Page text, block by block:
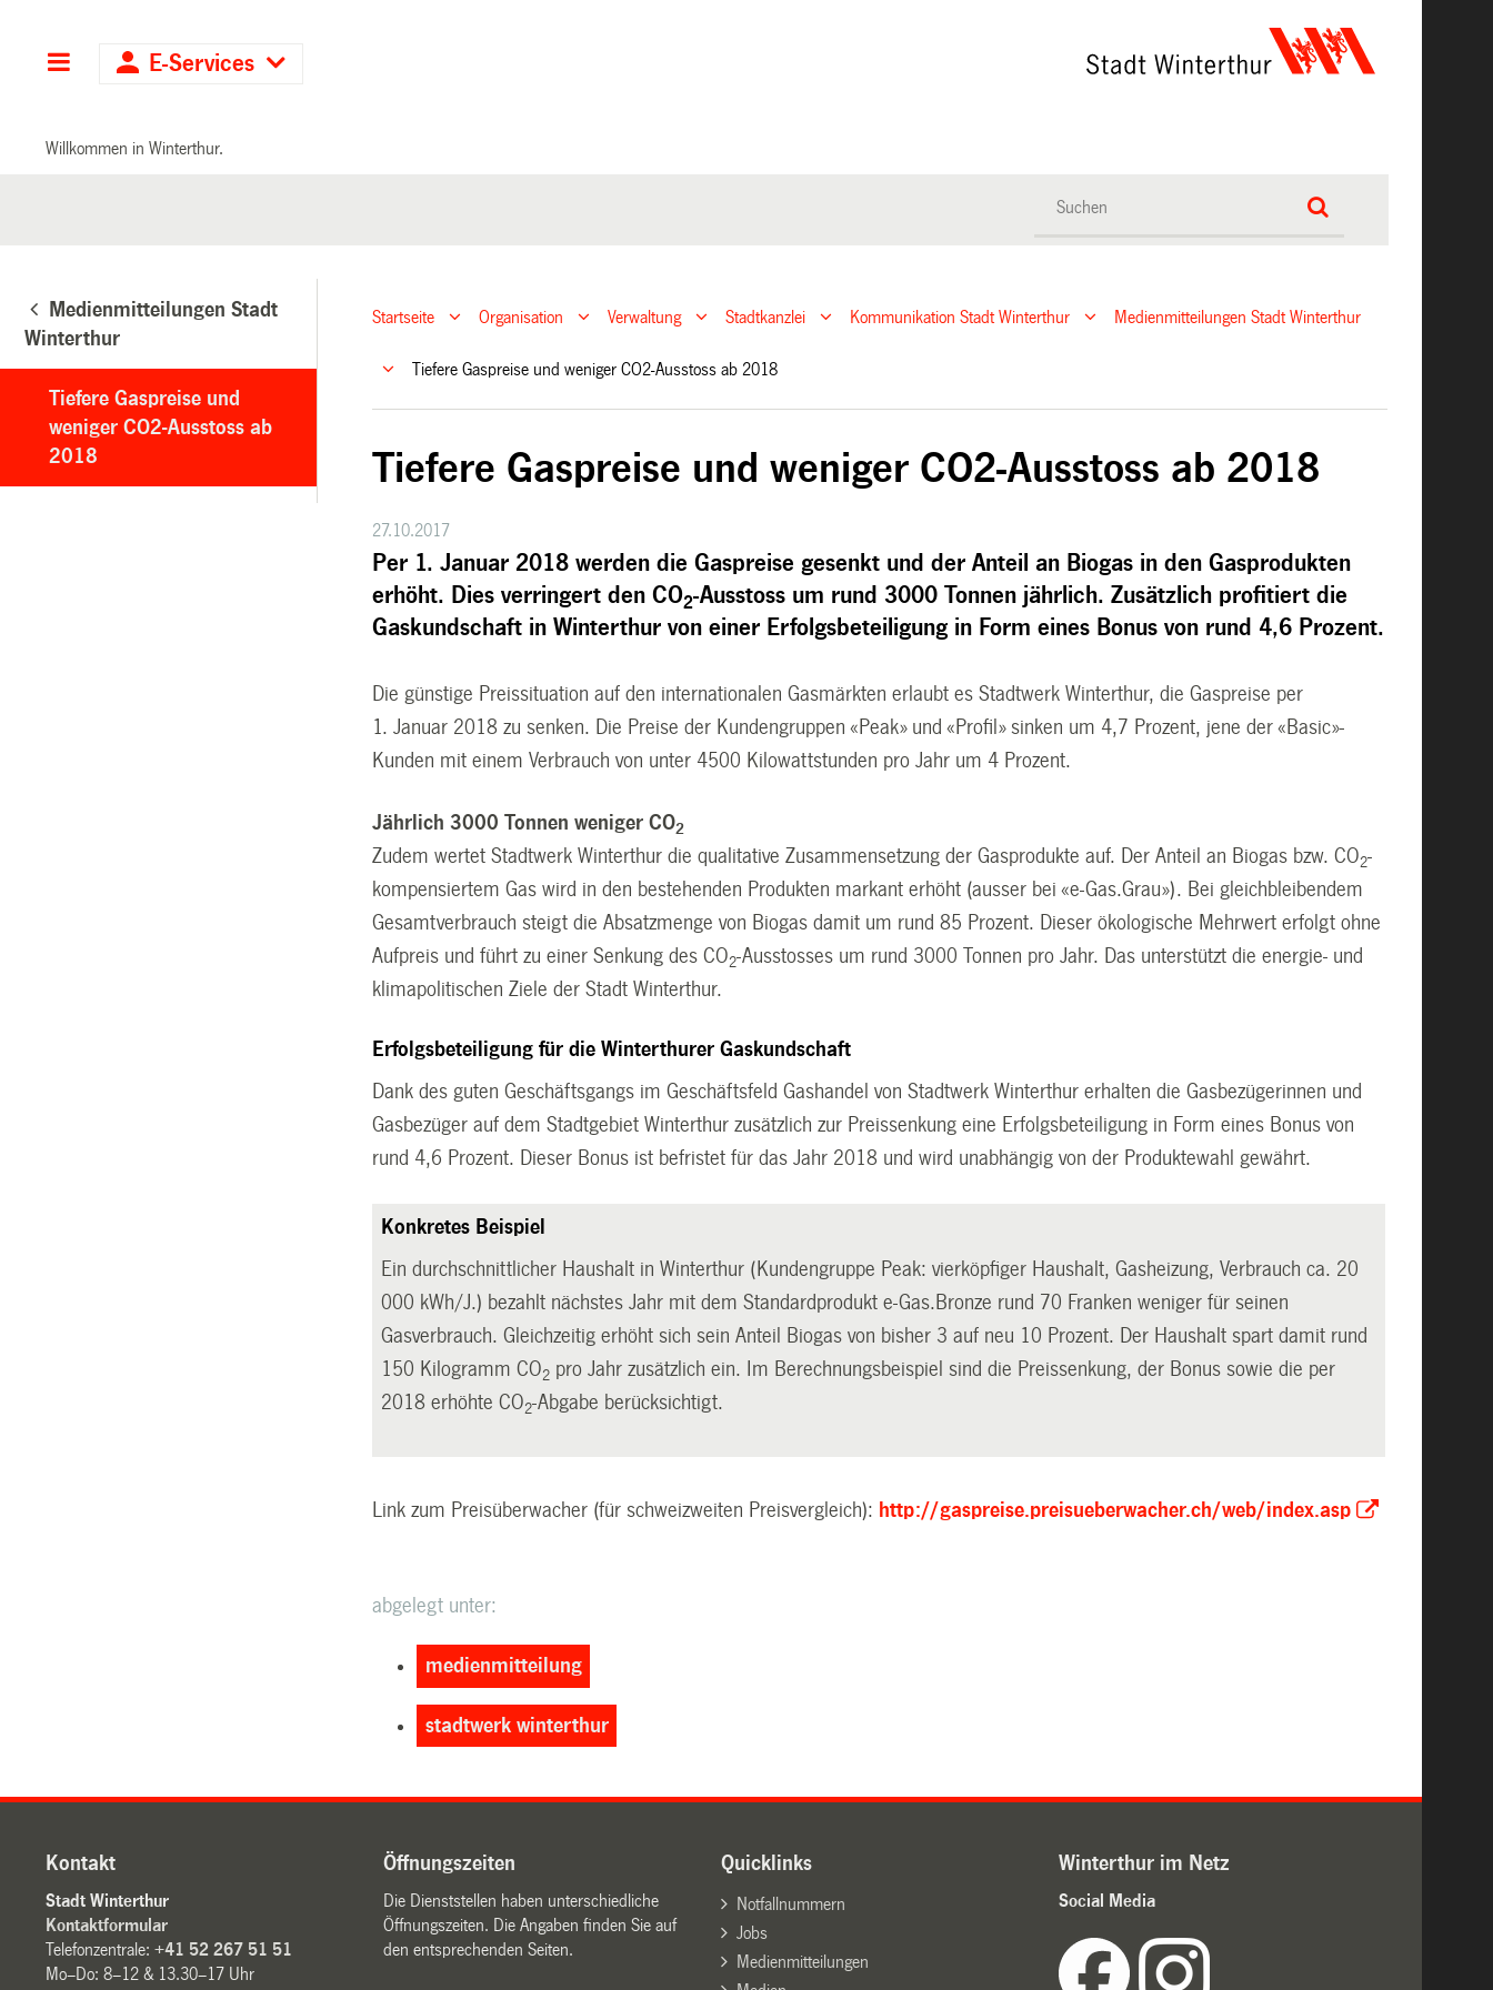
Hauptnavigation
E-Services
Willkommen in Winterthur.
Medienmitteilungen Stadt
Winterthur
Tiefere Gaspreise und
weniger CO2-Ausstoss ab
2018
Startseite Organisation Verwaltung Stadtkanzlei Kommunikation Stadt Winterthur Medienmitteilungen Stadt Winterthur
Tiefere Gaspreise und weniger CO2-Ausstoss ab 2018
Tiefere Gaspreise und weniger CO2-Ausstoss ab 2018
27.10.2017
Per 1. Januar 2018 werden die Gaspreise gesenkt und der Anteil an Biogas in den Gasprodukten
erhöht. Dies verringert den CO2-Ausstoss um rund 3000 Tonnen jährlich. Zusätzlich profitiert die
Gaskundschaft in Winterthur von einer Erfolgsbeteiligung in Form eines Bonus von rund 4,6 Prozent.
Die günstige Preissituation auf den internationalen Gasmärkten erlaubt es Stadtwerk Winterthur, die Gaspreise per
1. Januar 2018 zu senken. Die Preise der Kundengruppen «Peak» und «Profil» sinken um 4,7 Prozent, jene der «Basic»-
Kunden mit einem Verbrauch von unter 4500 Kilowattstunden pro Jahr um 4 Prozent.
Jährlich 3000 Tonnen weniger CO2
Zudem wertet Stadtwerk Winterthur die qualitative Zusammensetzung der Gasprodukte auf. Der Anteil an Biogas bzw. CO2-
kompensiertem Gas wird in den bestehenden Produkten markant erhöht (ausser bei «e-Gas.Grau»). Bei gleichbleibendem
Gesamtverbrauch steigt die Absatzmenge von Biogas damit um rund 85 Prozent. Dieser ökologische Mehrwert erfolgt ohne
Aufpreis und führt zu einer Senkung des CO2-Ausstosses um rund 3000 Tonnen pro Jahr. Das unterstützt die energie- und
klimapolitischen Ziele der Stadt Winterthur.
Erfolgsbeteiligung für die Winterthurer Gaskundschaft
Dank des guten Geschäftsgangs im Geschäftsfeld Gashandel von Stadtwerk Winterthur erhalten die Gasbezügerinnen und
Gasbezüger auf dem Stadtgebiet Winterthur zusätzlich zur Preissenkung eine Erfolgsbeteiligung in Form eines Bonus von
rund 4,6 Prozent. Dieser Bonus ist befristet für das Jahr 2018 und wird unabhängig von der Produktewahl gewährt.
Konkretes Beispiel
Ein durchschnittlicher Haushalt in Winterthur (Kundengruppe Peak: vierköpfiger Haushalt, Gasheizung, Verbrauch ca. 20
000 kWh/J.) bezahlt nächstes Jahr mit dem Standardprodukt e-Gas.Bronze rund 70 Franken weniger für seinen
Gasverbrauch. Gleichzeitig erhöht sich sein Anteil Biogas von bisher 3 auf neu 10 Prozent. Der Haushalt spart damit rund
150 KilogrammCO2 pro Jahr zusätzlich ein. Im Berechnungsbeispiel sind die Preissenkung, der Bonus sowie die per
2018 erhöhteCO2-Abgabe berücksichtigt.
Link zum Preisüberwacher (für schweizweiten Preisvergleich): http://gaspreise.preisueberwacher.ch/web/index.asp
abgelegt unter:
medienmitteilung
stadtwerk winterthur
Kontakt
Stadt Winterthur
Kontaktformular
Telefonzentrale:+41 52 267 51 51
Mo–Do: 8–12 & 13.30–17 Uhr
Öffnungszeiten
Die Dienststellen haben unterschiedliche
Öffnungszeiten. Die Angaben finden Sie auf
den entsprechenden Seiten.
Quicklinks
Notfallnummern
Jobs
Medienmitteilungen
Winterthur im Netz
Social Media